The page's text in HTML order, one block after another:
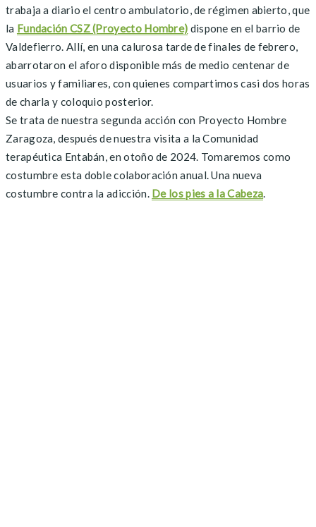
trabaja a diario el centro ambulatorio, de régimen abierto, que
la Fundación CSZ (Proyecto Hombre) dispone en el barrio de
Valdefierro. Allí, en una calurosa tarde de finales de febrero,
abarrotaron el aforo disponible más de medio centenar de
usuarios y familiares, con quienes compartimos casi dos horas
de charla y coloquio posterior.
Se trata de nuestra segunda acción con Proyecto Hombre
Zaragoza, después de nuestra visita a la Comunidad
terapéutica Entabán, en otoño de 2024. Tomaremos como
costumbre esta doble colaboración anual. Una nueva
costumbre contra la adicción. De los pies a la Cabeza.